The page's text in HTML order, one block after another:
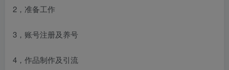
2，准备工作
3，账号注册及养号
4，作品制作及引流